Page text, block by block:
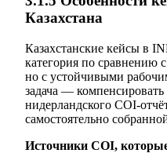
Казахстана
Казахстанские кейсы в
категория по сравнению
но с устойчивыми
задача — компенсировать
нидерландского COI-
самостоятельно
Источники COI,